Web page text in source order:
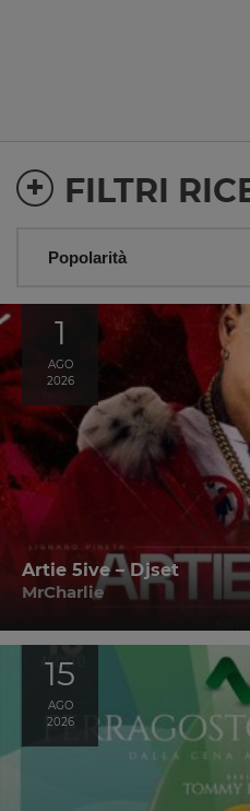
FILTRI
+
1
AGO
2026
Artie 5ive – Djset
MrCharlie
15
AGO
2026